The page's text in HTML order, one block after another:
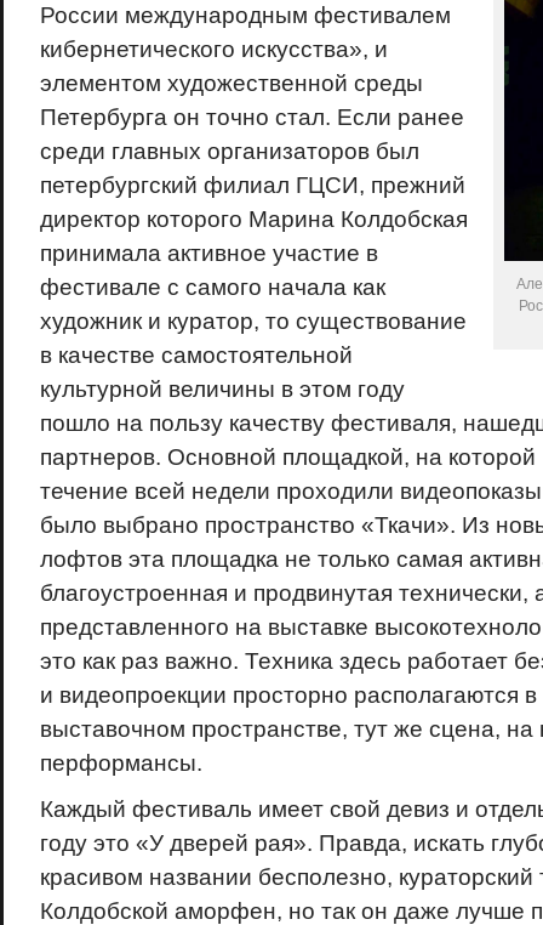
России международным фестивалем
кибернетического искусства», и
элементом художественной среды
Петербурга он точно стал. Если ранее
среди главных организаторов был
петербургский филиал ГЦСИ, прежний
директор которого Марина Колдобская
принимала активное участие в
фестивале с самого начала как
художник и куратор, то существование
в качестве самостоятельной
культурной величины в этом году
пошло на пользу качеству фестиваля,
партнеров. Основной площадкой, на
течение всей недели проходили
было выбрано пространство «Ткачи». Из
лофтов эта площадка не только самая
благоустроенная и продвинутая технически,
представленного на выставке
это как раз важно. Техника здесь работает
и видеопроекции просторно располагаются
выставочном пространстве, тут же сцена, на
перформансы.
Каждый фестиваль имеет свой девиз и
году это «У дверей рая». Правда, искать
красивом названии бесполезно,
Колдобской аморфен, но так он даже лучше